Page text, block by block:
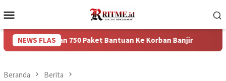
ke
Mobile
NEWS FLAS
750 Paket Bantuan Ke Korban Banjir Puncak Arus
Beranda Berita